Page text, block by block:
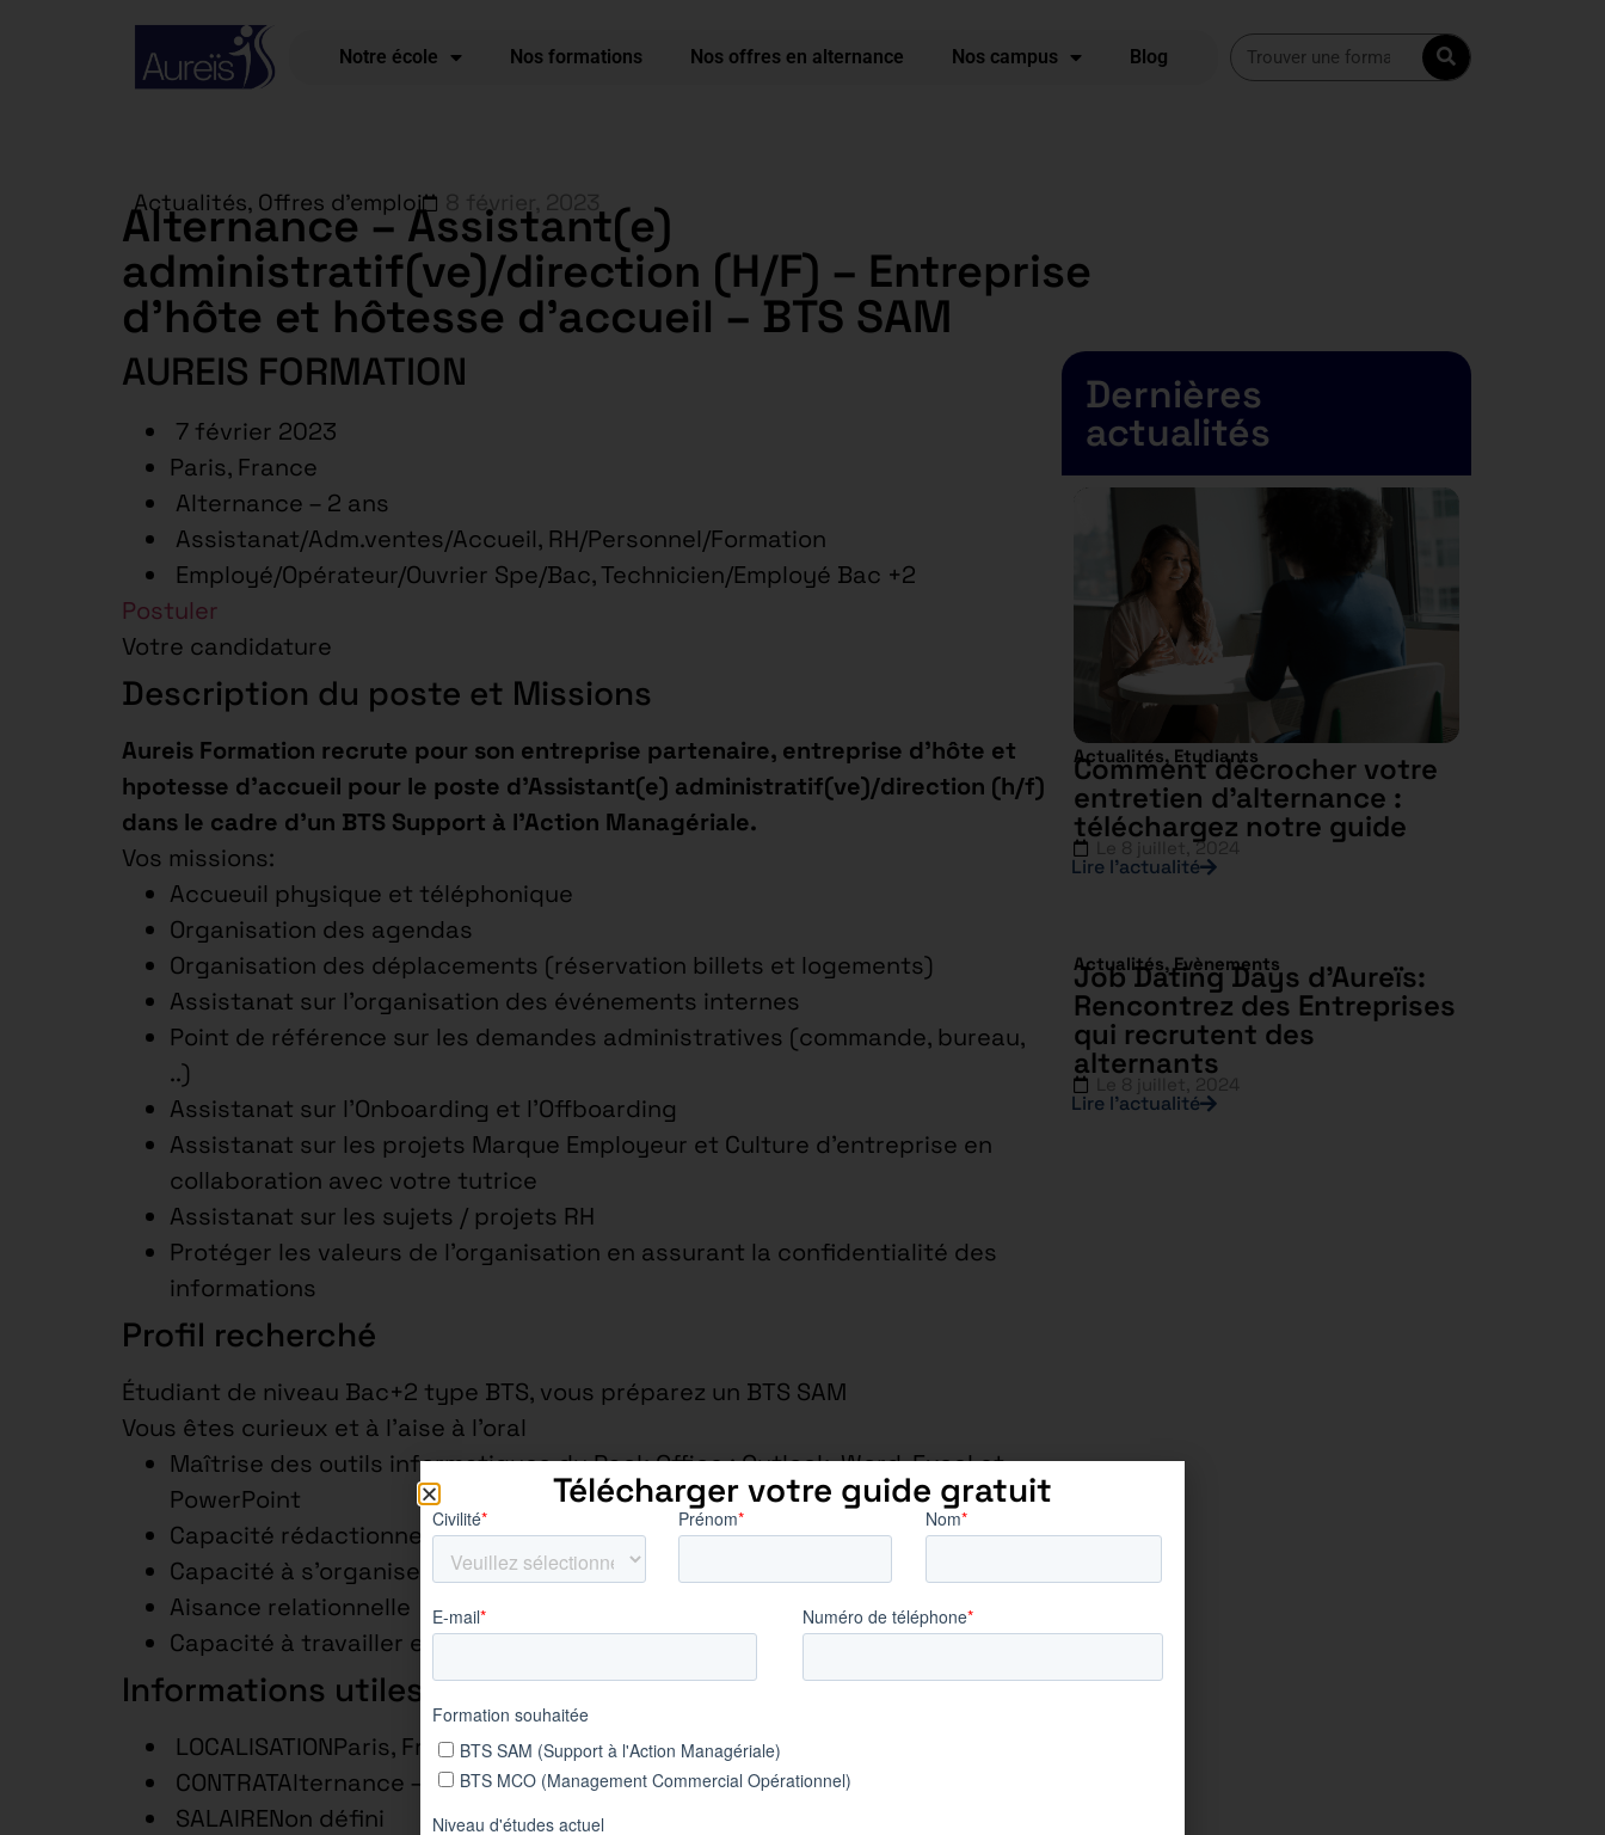
Notre école Nos formations Nos offres en alternance Nos campus Blog
Actualités, Offres d'emploi 8 février, 2023
Alternance – Assistant(e)
administratif(ve)/direction (H/F) – Entreprise
d’hôte et hôtesse d’accueil – BTS SAM
AUREIS FORMATION
7 février 2023
Paris, France
Alternance – 2 ans
Assistanat/Adm.ventes/Accueil, RH/Personnel/Formation
Employé/Opérateur/Ouvrier Spe/Bac, Technicien/Employé Bac +2
Postuler
Votre candidature
Description du poste et Missions
Aureis Formation recrute pour son entreprise partenaire, entreprise d’hôte et
hpotesse d’accueil pour le poste d’Assistant(e) administratif(ve)/direction (h/f)
dans le cadre d’un BTS Support à l’Action Managériale.
Vos missions:
Accueuil physique et téléphonique
Organisation des agendas
Organisation des déplacements (réservation billets et logements)
Assistanat sur l’organisation des événements internes
Point de référence sur les demandes administratives (commande, bureau,
..)
Assistanat sur l’Onboarding et l’Offboarding
Assistanat sur les projets Marque Employeur et Culture d’entreprise en
collaboration avec votre tutrice
Assistanat sur les sujets / projets RH
Protéger les valeurs de l’organisation en assurant la confidentialité des
informations
Profil recherché
Étudiant de niveau Bac+2 type BTS, vous préparez un BTS SAM
Vous êtes curieux et à l’aise à l’oral
Maîtrise des outils informatiques du Pack Office : Outlook, Word, Excel et
PowerPoint
Capacité rédactionnelle
Capacité à s’organiser
Aisance relationnelle
Capacité à travailler en autonomie et en équipe
Informations utiles
LOCALISATIONParis, France – pas de déplacement
CONTRATAlternance – 2 ans
SALAIRENon défini
Dernières
actualités
Actualités, Etudiants
Comment décrocher votre
entretien d’alternance :
téléchargez notre guide
8 juillet, 2024
Lire l’actualité
Actualités,Evènements
Job Dating Days d’Aureïs:
Rencontrez des Entreprises
qui recrutent des
alternants
Lire l’actualité
Télécharger votre guide gratuit